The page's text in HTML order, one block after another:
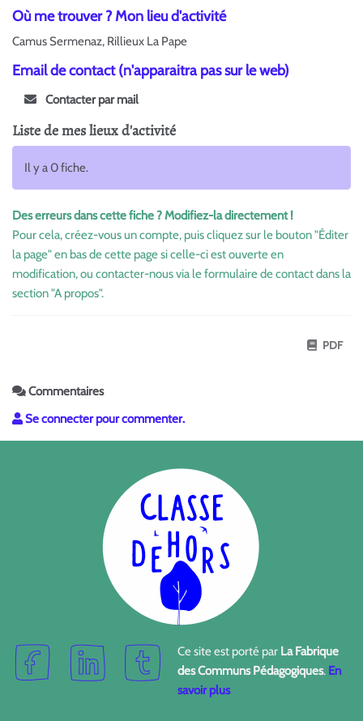
Où me trouver ? Mon lieu d'activité
Camus Sermenaz, Rillieux La Pape
Email de contact (n'apparaitra pas sur le web)
Contacter par mail
Liste de mes lieux d'activité
Il y a 0 fiche.
Des erreurs dans cette fiche ? Modifiez-la directement !
Pour cela, créez-vous un compte, puis cliquez sur le bouton "Éditer
la page" en bas de cette page si celle-ci est ouverte en
modification, ou contacter-nous via le formulaire de contact dans la
section "A propos".
PDF
Commentaires
Se connecter pour commenter.
Ce site est porté par La Fabrique
des Communs Pédagogiques. En
savoir plus